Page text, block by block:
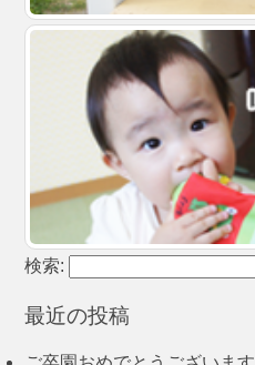
検索:
最近の投稿